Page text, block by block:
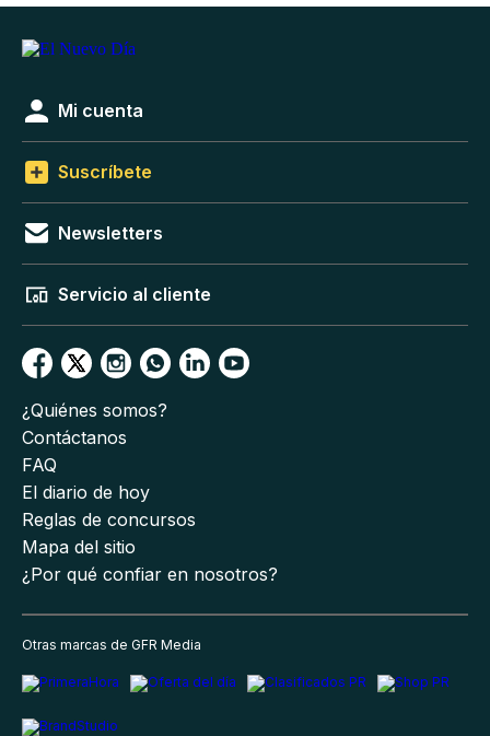
Mi cuenta
Suscríbete
Newsletters
Servicio al cliente
¿Quiénes somos?
Contáctanos
FAQ
El diario de hoy
Reglas de concursos
Mapa del sitio
¿Por qué confiar en nosotros?
Otras marcas de GFR Media